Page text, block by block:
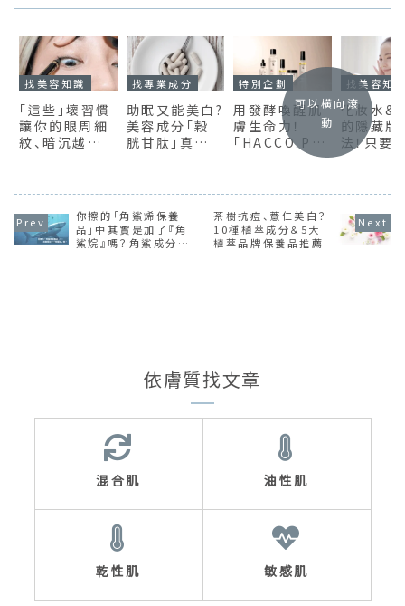
找美容知識
「這些」壞習慣
讓你的眼周細
紋、暗沉越來
（含眼周按摩
找專業成分
助眠又能美白?
美容成分「穀
胱甘肽」真的
作用完整介紹
特別企劃
用發酵喚醒肌
膚生命力！
「HACCO.PA
NDA」5款熱門
找美容知
化妝水&
的隱藏版
法！只要
做」效果
可以橫向滾
動
你擦的「角鯊烯保養
品」中其實是加了『角
鯊烷』嗎？角鯊成分的
茶樹抗痘、薏仁美白？
10種植萃成分＆5大
植萃品牌保養品推薦
依膚質找文章
混合肌 油性肌
乾性肌 敏感肌